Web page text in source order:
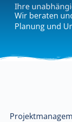
Ihre
Wir beraten
Planung und